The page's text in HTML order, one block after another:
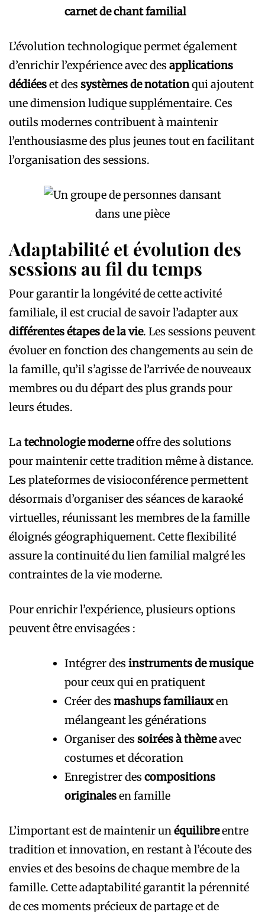
carnet de chant familial
L’évolution technologique permet également
d’enrichir l’expérience avec des applications
dédiéeset des systèmes de notationqui ajoutent
une dimension ludique supplémentaire. Ces
outils modernes contribuent à maintenir
l’enthousiasme des plus jeunes tout en facilitant
l’organisation des sessions.
Adaptabilité et évolution des
sessions au fil du temps
Pour garantir la longévité de cette activité
familiale, il est crucial de savoir l’adapter aux
différentes étapes de la vie. Les sessions peuvent
évoluer en fonction des changements au sein de
la famille, qu’il s’agisse de l’arrivée de nouveaux
membres ou du départ des plus grands pour
leurs études.
Latechnologie moderneoffre des solutions
pour maintenir cette tradition même à distance.
Les plateformes de visioconférence permettent
désormais d’organiser des séances de karaoké
virtuelles, réunissant les membres de la famille
éloignés géographiquement. Cette flexibilité
assure la continuité du lien familial malgré les
contraintes de la vie moderne.
Pour enrichir l’expérience, plusieurs options
peuvent être envisagées :
Intégrer des instruments de musique
pour ceux qui en pratiquent
Créer des mashups familiauxen
mélangeant les générations
Organiser des soirées à thèmeavec
costumes et décoration
Enregistrer des compositions
originalesen famille
L’important est de maintenir unéquilibreentre
tradition et innovation, en restant à l’écoute des
envies et des besoins de chaque membre de la
famille. Cette adaptabilité garantit la pérennité
de ces moments précieux de partage et de